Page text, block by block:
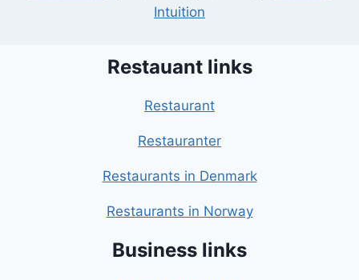
Intuition
Restauant links
Restaurant
Restauranter
Restaurants in Denmark
Restaurants in Norway
Business links